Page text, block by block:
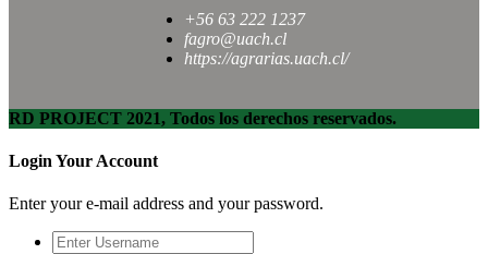
+56 63 222 1237
fagro@uach.cl
https://agrarias.uach.cl/
RD PROJECT 2021, Todos los derechos reservados.
Login Your Account
Enter your e-mail address and your password.